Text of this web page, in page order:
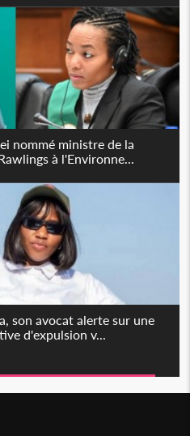
nommé ministre de la
à l'Environne...
son avocat alerte sur une
d'expulsion v...